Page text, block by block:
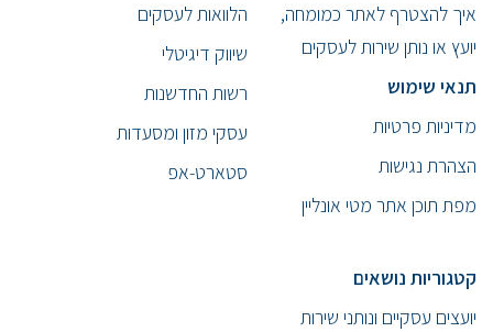
איך להצטרף לאתר כמומחה,
יועץ או נותן שירות לעסקים
תנאי שימוש
מדיניות פרטיות
הצהרת נגישות
מפת תוכן אתר מטי אונליין
הלוואות לעסקים
שיווק דיגיטלי
רשות החדשנות
עסקי מזון ומסעדות
סטארט-אפ
קטגוריות נושאים
יועצים עסקיים ונותני שירות